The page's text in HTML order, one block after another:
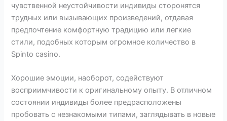
чувственной неустойчивости индивиды сторонятся
трудных или вызывающих произведений, отдавая
предпочтение комфортную традицию или легкие
стили, подобных которым огромное количество в
Spinto casino.
Хорошие эмоции, наоборот, содействуют
восприимчивости к оригинальному опыту. В отличном
состоянии индивиды более предрасположены
пробовать с незнакомыми типами, заглядывать в новые